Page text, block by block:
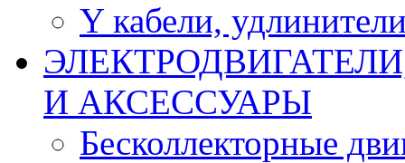
Y кабели,
И АКСЕССУАРЫ
Бесколлекторные